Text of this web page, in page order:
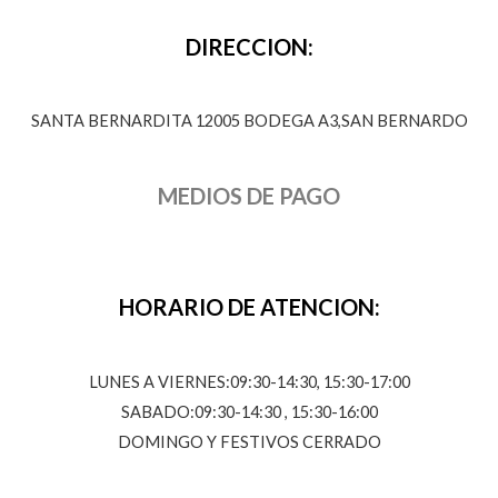
DIRECCION:
SANTA BERNARDITA 12005 BODEGA A3,SAN BERNARDO
MEDIOS DE PAGO
HORARIO DE ATENCION:
LUNES A VIERNES:09:30-14:30, 15:30-17:00
SABADO:09:30-14:30 , 15:30-16:00
DOMINGO Y FESTIVOS CERRADO